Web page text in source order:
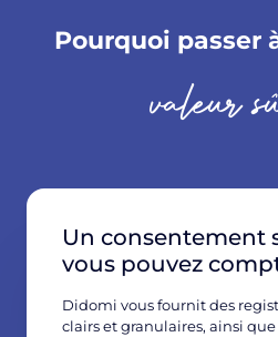
Pourquoi passer
valeur
Un consentement
vous pouvez
Didomi vous fournit des
clairs et granulaires, ainsi